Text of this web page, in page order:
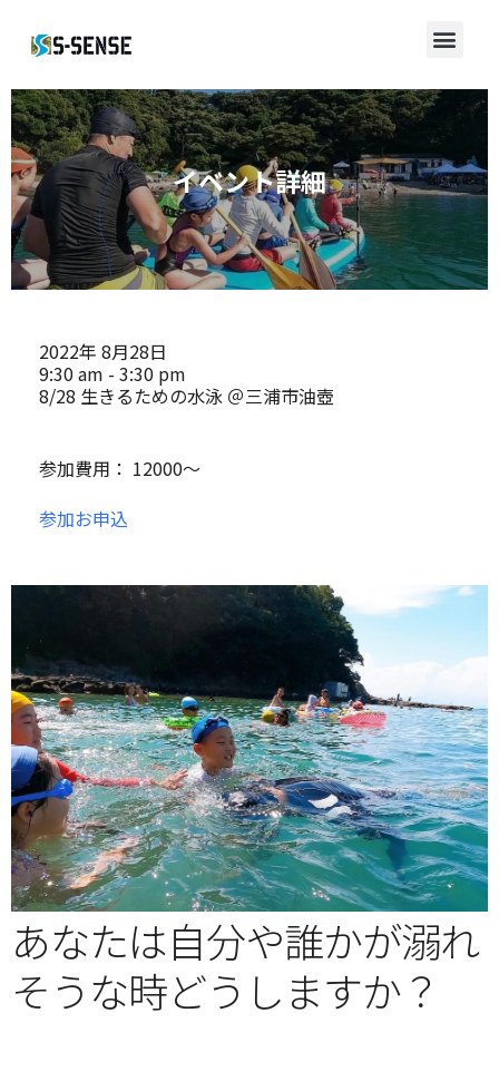
イベント詳細
2022年 8月28日
9:30 am - 3:30 pm
8/28 生きるための水泳 ＠三浦市油壺
参加費用： 12000～
参加お申込
あなたは自分や誰かが溺れ
そうな時どうしますか？